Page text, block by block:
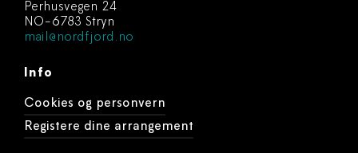
Perhusvegen 24
NO-6783 Stryn
mail@nordfjord.no
Info
Cookies og personvern
Registere dine arrangement